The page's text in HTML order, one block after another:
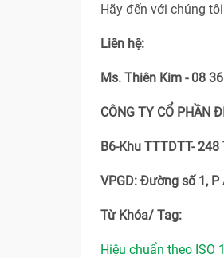
Hãy đến với chúng
Liên hệ:
Ms. Thiên Kim - 08
CÔNG TY CỔ PHẦN
B6-Khu TTTDTT-
VPGD: Đường số 1, P
Từ Khóa/ Tag:
Hiệu chuẩn theo ISO